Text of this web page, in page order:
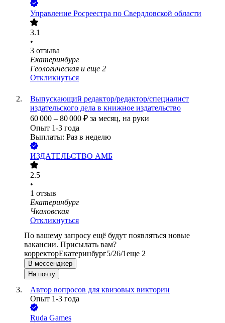
Управление Росреестра по Свердловской области
3.1
•
3 отзыва
Екатеринбург
Геологическая и еще 2
Откликнуться
Выпускающий редактор/редактор/специалист
издательского дела в книжное издательство
60 000 – 80 000 ₽ за месяц, на руки
Опыт 1-3 года
Выплаты: Раз в неделю
ИЗДАТЕЛЬСТВО АМБ
2.5
•
1 отзыв
Екатеринбург
Чкаловская
Откликнуться
По вашему запросу ещё будут появляться новые
вакансии. Присылать вам?
корректорЕкатеринбург5/26/1еще 2
В мессенджер
На почту
Автор вопросов для квизовых викторин
Опыт 1-3 года
Ruda Games